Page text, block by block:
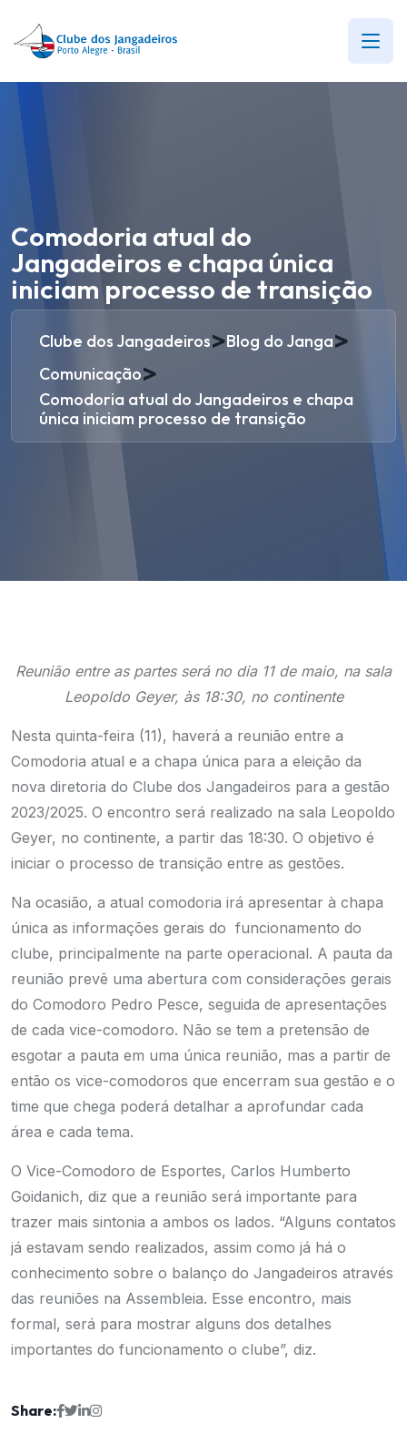
Comodoria atual do
Jangadeiros e chapa única
iniciam processo de transição
Clube dos Jangadeiros>Blog do Janga>
Comunicação>
Comodoria atual do Jangadeiros e chapa
única iniciam processo de transição
Reunião entre as partes será no dia 11 de maio, na sala
Leopoldo Geyer, às 18:30, no continente
Nesta quinta-feira (11), haverá a reunião entre a
Comodoria atual e a chapa única para a eleição da
nova diretoria do Clube dos Jangadeiros para a gestão
2023/2025. O encontro será realizado na sala Leopoldo
Geyer, no continente, a partir das 18:30. O objetivo é
iniciar o processo de transição entre as gestões.
Na ocasião, a atual comodoria irá apresentar à chapa
única as informações gerais do funcionamento do
clube, principalmente na parte operacional. A pauta da
reunião prevê uma abertura com considerações gerais
do Comodoro Pedro Pesce, seguida de apresentações
de cada vice-comodoro. Não se tem a pretensão de
esgotar a pauta em uma única reunião, mas a partir de
então os vice-comodoros que encerram sua gestão e o
time que chega poderá detalhar a aprofundar cada
área e cada tema.
O Vice-Comodoro de Esportes, Carlos Humberto
Goidanich, diz que a reunião será importante para
trazer mais sintonia a ambos os lados. “Alguns contatos
já estavam sendo realizados, assim como já há o
conhecimento sobre o balanço do Jangadeiros através
das reuniões na Assembleia. Esse encontro, mais
formal, será para mostrar alguns dos detalhes
importantes do funcionamento o clube”, diz.
Share: